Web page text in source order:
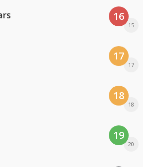
16
15
17
17
18
18
19
20